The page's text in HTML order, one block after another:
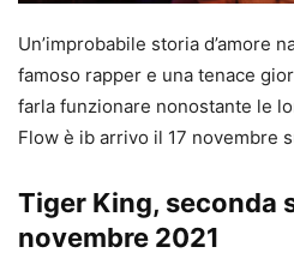
Un’improbabile storia d’amore
famoso rapper e una tenace
farla funzionare nonostante le
Flow è ib arrivo il 17 novembre
Tiger King, seconda
novembre 2021